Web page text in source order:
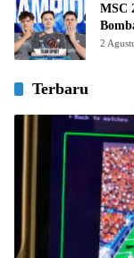
MSC
2
Terbaru